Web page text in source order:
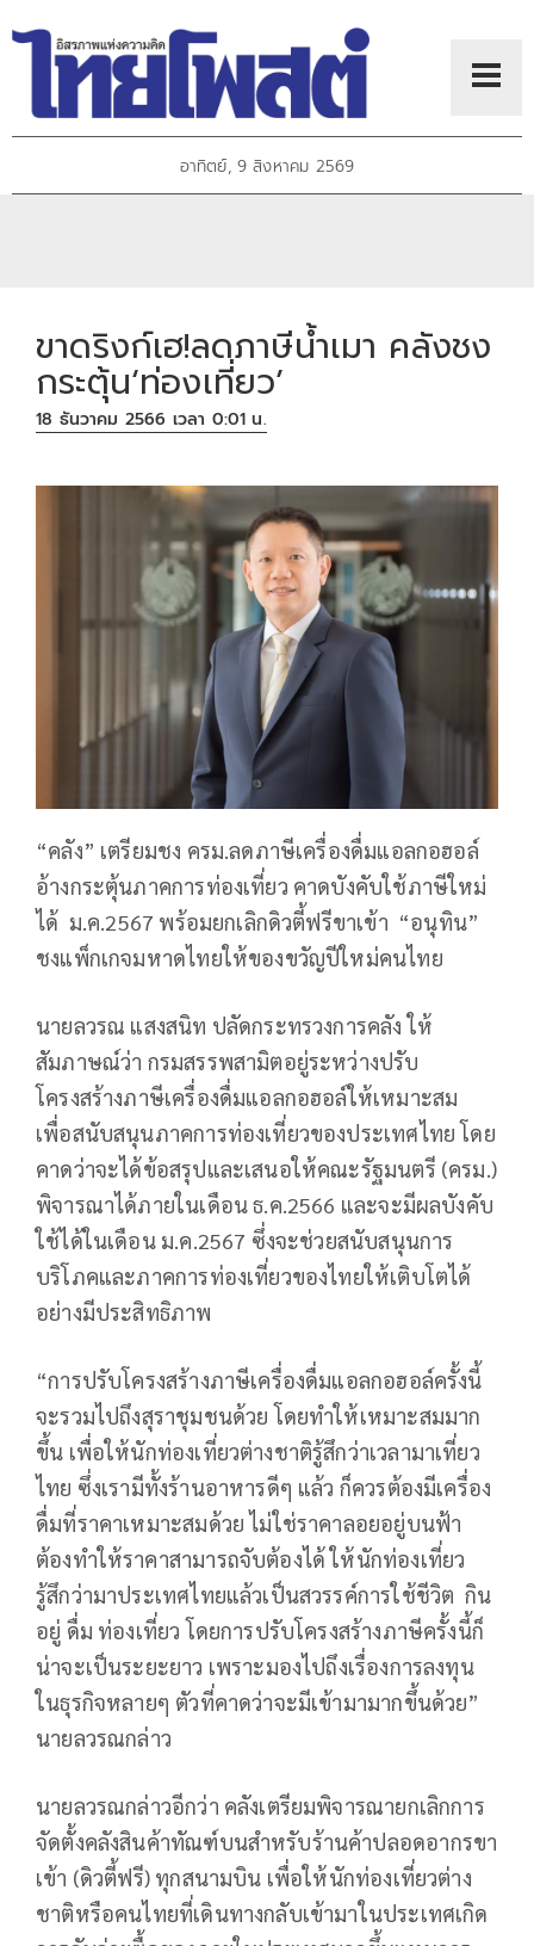
อาทิตย์, 9 สิงหาคม 2569
ขาดริงก์เฮ!ลดภาษีน้ำเมา คลังชง
กระตุ้น‘ท่องเที่ยว’
18 ธันวาคม 2566 เวลา 0:01 น.
“คลัง” เตรียมชง ครม.ลดภาษีเครื่องดื่มแอลกอฮอล์
อ้างกระตุ้นภาคการท่องเที่ยว คาดบังคับใช้ภาษีใหม่
ได้ ม.ค.2567 พร้อมยกเลิกดิวตี้ฟรีขาเข้า “อนุทิน”
ชงแพ็กเกจมหาดไทยให้ของขวัญปีใหม่คนไทย
นายลวรณ แสงสนิท ปลัดกระทรวงการคลัง ให้
สัมภาษณ์ว่า กรมสรรพสามิตอยู่ระหว่างปรับ
โครงสร้างภาษีเครื่องดื่มแอลกอฮอล์ให้เหมาะสม
เพื่อสนับสนุนภาคการท่องเที่ยวของประเทศไทย โดย
คาดว่าจะได้ข้อสรุปและเสนอให้คณะรัฐมนตรี (ครม.)
พิจารณาได้ภายในเดือน ธ.ค.2566 และจะมีผลบังคับ
ใช้ได้ในเดือน ม.ค.2567 ซึ่งจะช่วยสนับสนุนการ
บริโภคและภาคการท่องเที่ยวของไทยให้เติบโตได้
อย่างมีประสิทธิภาพ
“การปรับโครงสร้างภาษีเครื่องดื่มแอลกอฮอล์ครั้งนี้
จะรวมไปถึงสุราชุมชนด้วย โดยทำให้เหมาะสมมาก
ขึ้น เพื่อให้นักท่องเที่ยวต่างชาติรู้สึกว่าเวลามาเที่ยว
ไทย ซึ่งเรามีทั้งร้านอาหารดีๆ แล้ว ก็ควรต้องมีเครื่อง
ดื่มที่ราคาเหมาะสมด้วย ไม่ใช่ราคาลอยอยู่บนฟ้า
ต้องทำให้ราคาสามารถจับต้องได้ ให้นักท่องเที่ยว
รู้สึกว่ามาประเทศไทยแล้วเป็นสวรรค์การใช้ชีวิต กิน
อยู่ ดื่ม ท่องเที่ยว โดยการปรับโครงสร้างภาษีครั้งนี้ก็
น่าจะเป็นระยะยาว เพราะมองไปถึงเรื่องการลงทุน
ในธุรกิจหลายๆ ตัวที่คาดว่าจะมีเข้ามามากขึ้นด้วย”
นายลวรณกล่าว
นายลวรณกล่าวอีกว่า คลังเตรียมพิจารณายกเลิกการ
จัดตั้งคลังสินค้าทัณฑ์บนสำหรับร้านค้าปลอดอากรขา
เข้า (ดิวตี้ฟรี) ทุกสนามบิน เพื่อให้นักท่องเที่ยวต่าง
ชาติหรือคนไทยที่เดินทางกลับเข้ามาในประเทศเกิด